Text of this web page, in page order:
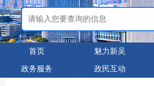
首页 魅力新吴
政务服务 政民互动